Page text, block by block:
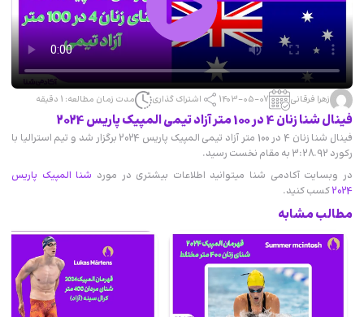
زهرا فرقانی 1403-05-07 اشتراک گذاری مدت زمان مطالعه: 1 دقیقه
فینال شنا زنان 4 در 100 متر آزاد تیمی المپیک پاریس 2024
فینال شنا زنان 4 در 100 متر آزاد تیمی المپیک پاریس 2024 برگزار شد و تیم استرالیا با
رکورد 3:28.92 به مقام نخست رسید.
در وبسایت آکادمی شنا میتوانید اطلاعات بیشتری در مورد شنا المپیک پاریس
2024کسب کنید.
مطالب مشابه